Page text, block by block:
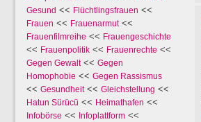
Gesund << Flüchtlingsfrauen <<
Frauen << Frauenarmut<<
Frauenfilmreihe << Frauengeschichte
<< Frauenpolitik << Frauenrechte <<
Gegen Gewalt<< Gegen
Homophobie << Gegen Rassismus
<< Gesundheit<< Gleichstellung <<
Hatun Sürücü << Heimathafen <<
Infobörse << Infoplattform <<